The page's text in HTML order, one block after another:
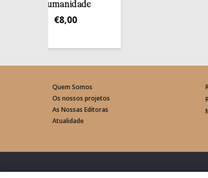
Quem Somos
Os nossos projetos
As Nossas Editoras
Atualidade